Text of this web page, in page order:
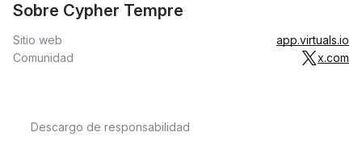
Sobre Cypher Tempre
Sitio web
app.virtuals.io
Comunidad
x.com
Descargo de responsabilidad